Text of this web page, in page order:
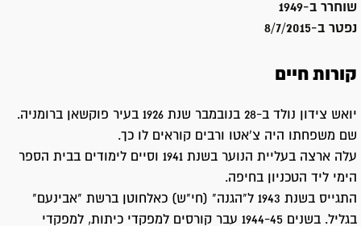
שוחרר ב-1949
נפטר ב-8/7/2015
קורות חיים
יואש צידון נולד ב-28 בנובמבר שנת 1926 בעיר פוקשאן ברומניה.
שם משפחתו היה צ'אטו ורבים קוראים לו כך.
עלה ארצה בעליית הנוער בשנת 1941 וסיים לימודים בבית הספר
הימי ליד הטכניון בחיפה.
התגייס בשנת 1943 ל"הגנה" (חי"ש) כאלחוטן ברשת "אבינעם"
בגליל. בשנים 1944-45 עבר קורסים למפקדי כיתות, למפקדי